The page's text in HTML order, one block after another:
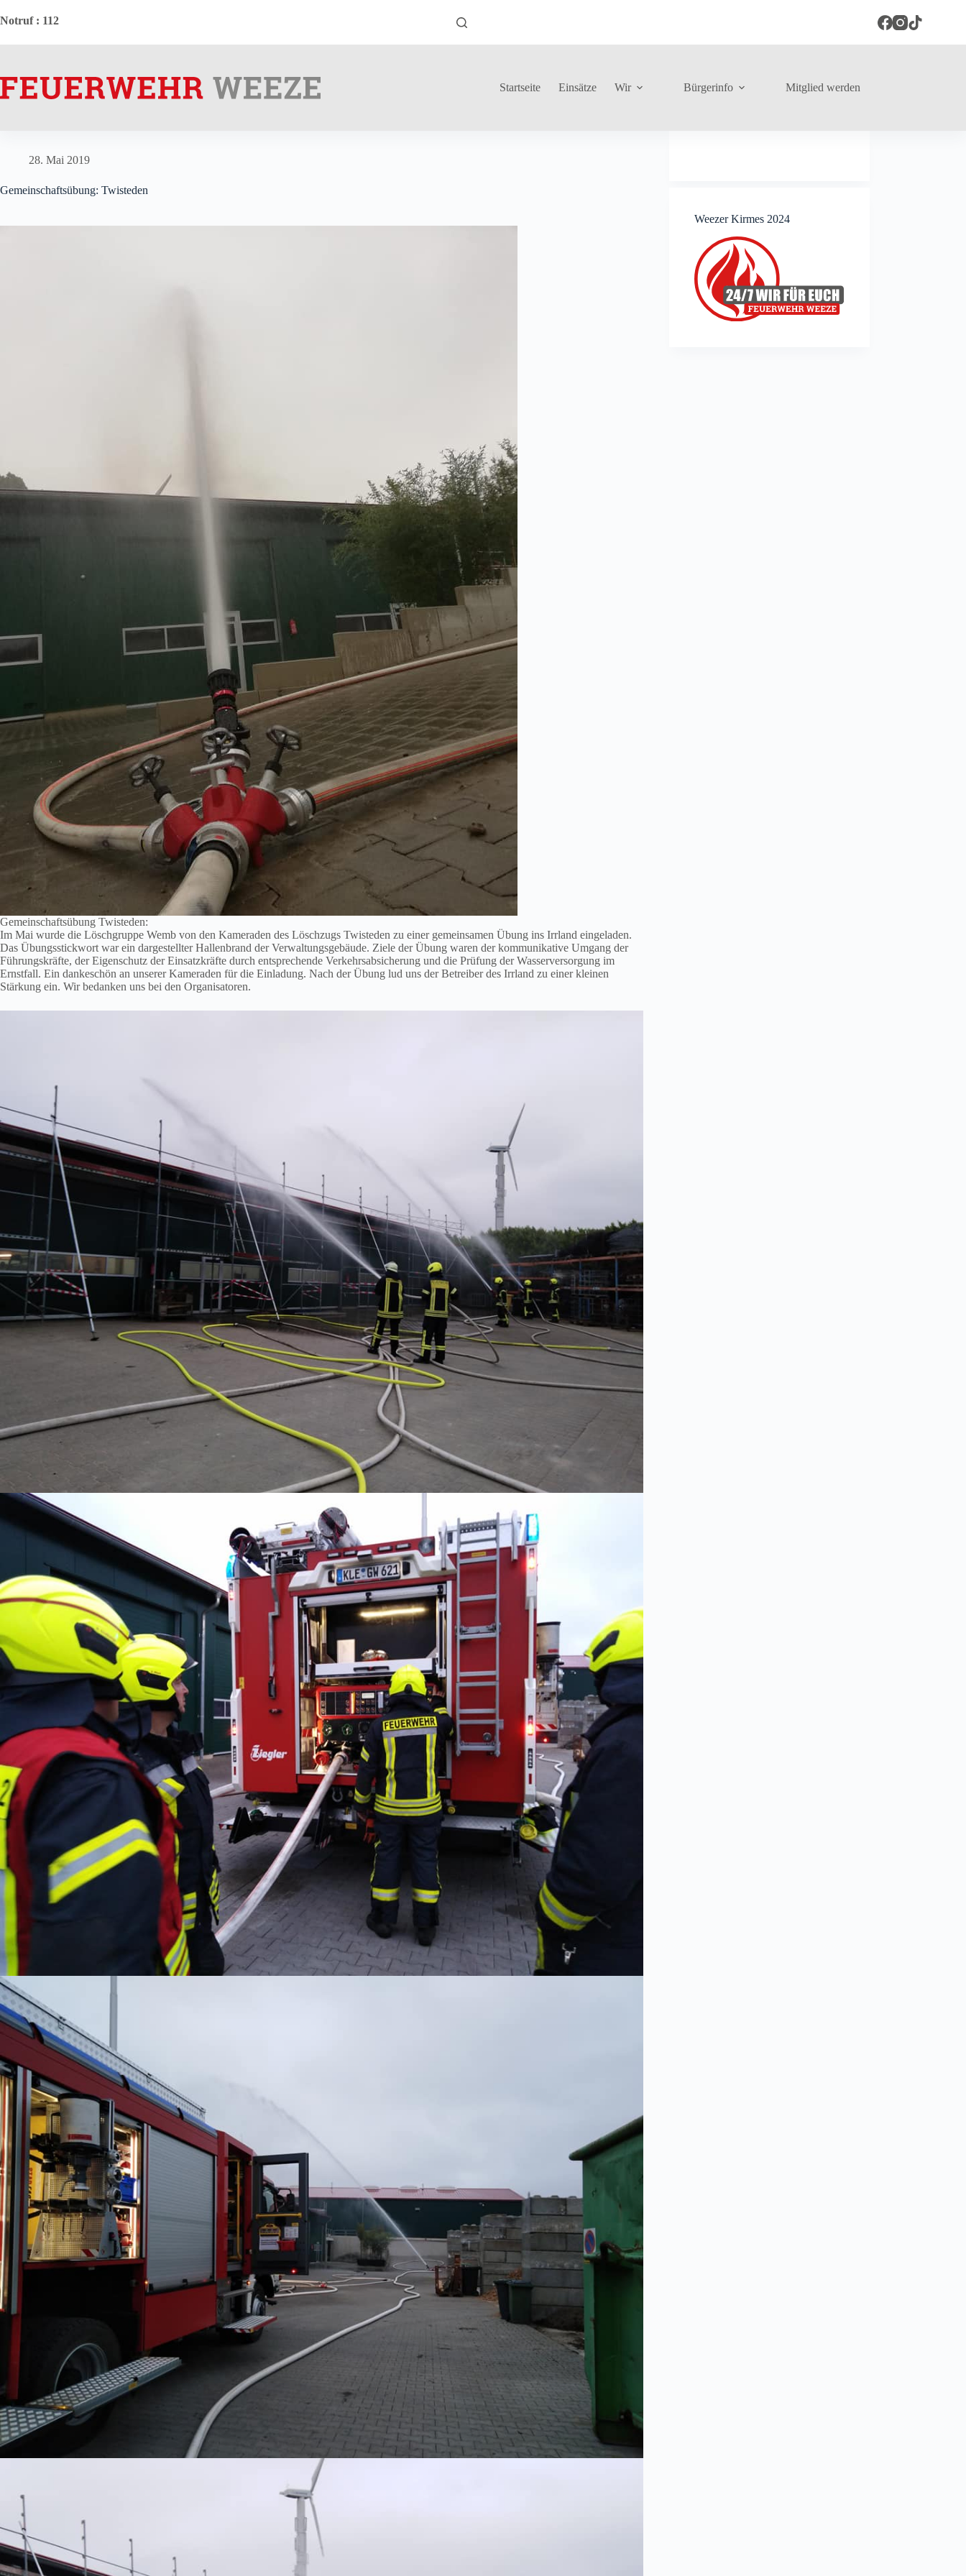
Inhalt
Notruf: 112
Startseite Einsätze Wir Bürgerinfo Mitglied werden
28. Mai 2019
Gemeinschaftsübung: Twisteden
Gemeinschaftsübung Twisteden:
Im Mai wurde die Löschgruppe Wemb von den Kameraden des Löschzugs Twisteden zu einer gemeinsamen Übung ins Irrland eingeladen.
Das Übungsstickwort war ein dargestellter Hallenbrand der Verwaltungsgebäude. Ziele der Übung waren der kommunikative Umgang der
Führungskräfte, der Eigenschutz der Einsatzkräfte durch entsprechende Verkehrsabsicherung und die Prüfung der Wasserversorgung im
Ernstfall. Ein dankeschön an unserer Kameraden für die Einladung. Nach der Übung lud uns der Betreiber des Irrland zu einer kleinen
Stärkung ein. Wir bedanken uns bei den Organisatoren.
Weezer Kirmes 2024